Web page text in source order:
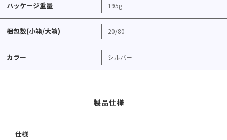
パッケージ重量 195g
梱包数(小箱/大箱) 20/80
カラー シルバー
仕様